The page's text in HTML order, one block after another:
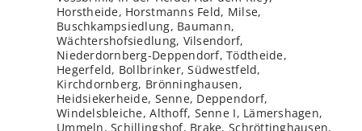
Horstheide, Horstmanns Feld, Milse,
Buschkampsiedlung, Baumann,
Wächtershofsiedlung, Vilsendorf,
Niederdornberg-Deppendorf, Tödtheide,
Hegerfeld, Bollbrinker, Südwestfeld,
Kirchdornberg, Brönninghausen,
Heidsiekerheide, Senne, Deppendorf,
Windelsbleiche, Althoff, Senne I, Lämershagen,
Ummeln, Schillingshof, Brake, Schröttinghausen,